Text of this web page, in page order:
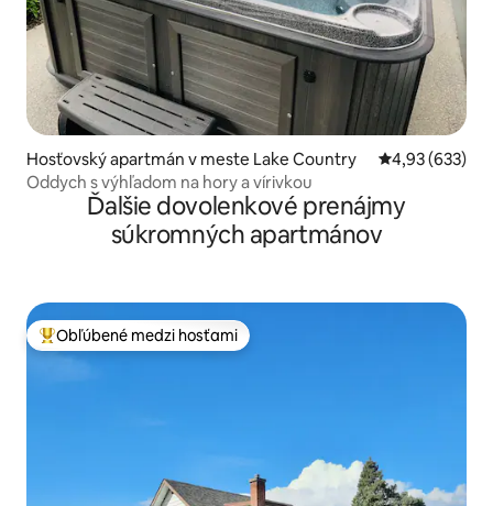
Hosťovský apartmán v meste Lake Country Priemerné
4,93 (633)
Oddych s výhľadom na hory a vírivkou
Ďalšie dovolenkové prenájmy
súkromných apartmánov
Najobľúbenejšie medzi hosťami
Obľúbené medzi hosťami